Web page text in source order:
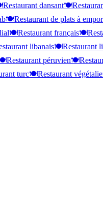
Restaurant dansant🍽️
🍽️Restaurant de plats à
🍽️Restaurant français🍽️
libanais🍽️Restaurant
Restaurant péruvien🍽️
turc🍽️Restaurant